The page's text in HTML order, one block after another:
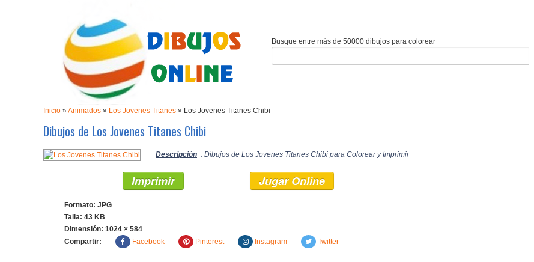
Busque entre más de 50000 dibujos para colorear
Inicio »Animados » Los Jovenes Titanes » Los Jovenes Titanes Chibi
Dibujos de Los Jovenes Titanes Chibi
Descripción : Dibujos de Los Jovenes Titanes Chibi para Colorear y Imprimir
Imprimir Jugar Online
Formato: JPG
Talla: 43 KB
Dimensión: 1024 × 584
Compartir:
Facebook Pinterest Instagram Twitter